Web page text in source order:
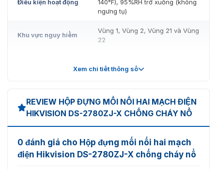
Điều kiện hoạt động
140°F), 95%RH trở xuống (không
ngưng tụ)
Khu vực nguy hiểm
Vùng 1, Vùng 2, Vùng 21 và Vùng
22
Giao diện
36 VDC, CVBS, RS-485, 1 đầu
vào âm thanh, 1 đầu ra âm thanh,
2 đầu vào cảnh báo và 2 đầu ra
cảnh báo, giao diện Ethernet
Thước đo dây
Số 22 đến số 12 AWG, tối đa.
Xem chi tiết thông số
REVIEW HỘP ĐỰNG MỐI NỐI HAI MẠCH ĐIỆN
HIKVISION DS-2780ZJ-X CHỐNG CHÁY NỔ
0 đánh giá cho Hộp đựng mối nối hai mạch
điện Hikvision DS-2780ZJ-X chống cháy nổ